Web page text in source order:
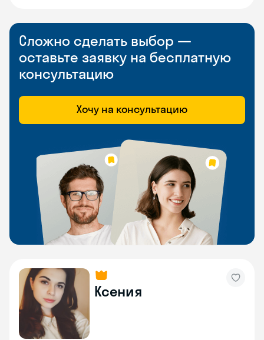
Сложно сделать выбор —
оставьте заявку на бесплатную
консультацию
Хочу на консультацию
Ксения